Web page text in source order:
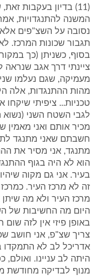
המשנה להתנגדויות,
נסובה על השצ"פים
תגבור שכונות המרכז.
בסוף, כשניתן (כך
ציינתי דרך אגב שנראה
מעמיקה, שגם נעלמו
מהות ההתנגדות, אלה
טכניות... ציפיתי
לגבי השטח השני (נשוא
מכיר אותם ואני
חשבתם שאני מתנגד
מתנגד, אני מסיר את
הוא לא היה בגוף
בעיר. אני גם מקוה
זה לא מרכז העיר.
מרכז העיר ולא מה
היום מה החשיבות של
באופן פיזי אין לזה
צריך שצ"פ, אני חושב
אדריכל לב לא התמקדו
היתה לב עניינו. ואולם,
מנוף לבדיקה מחודשת